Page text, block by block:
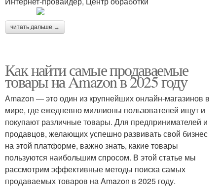
читать дальше →
Как найти самые продаваемые
товары на Amazon в 2025 году
Amazon — это один из крупнейших онлайн-магазинов в
мире, где ежедневно миллионы пользователей ищут и
покупают различные товары. Для предпринимателей и
продавцов, желающих успешно развивать свой бизнес
на этой платформе, важно знать, какие товары
пользуются наибольшим спросом. В этой статье мы
рассмотрим эффективные методы поиска самых
продаваемых товаров на Amazon в 2025 году.